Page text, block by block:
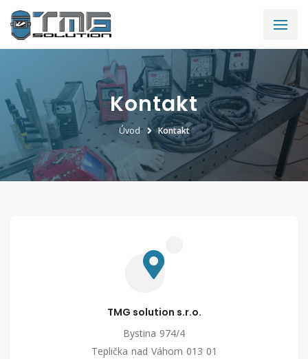
Kontakt
Úvod Kontakt
TMG solution s.r.o.
Bystina 974/4
Teplička nad Váhom 013 01